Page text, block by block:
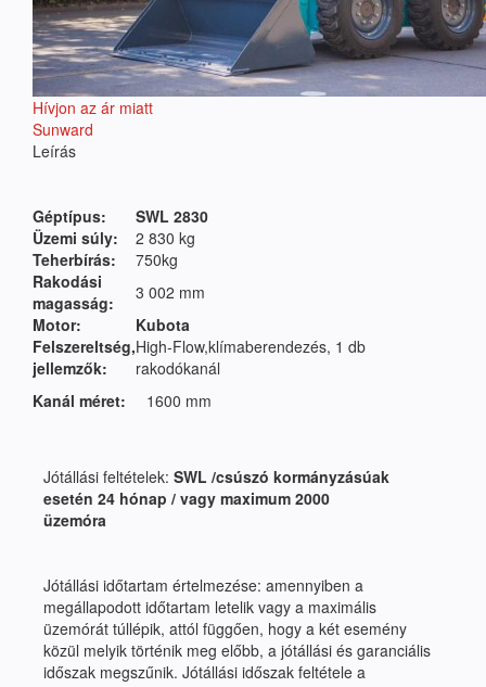
Hívjon az ár miatt
Sunward
Leírás
Géptípus:
SWL 2830
Üzemi súly:
2 830 kg
Teherbírás:
750kg
Rakodási
magasság:
3 002 mm
Motor:
Kubota
Felszereltség,
jellemzők:
High-Flow,klímaberendezés, 1 db
rakodókanál
Kanál méret:
1600 mm
Jótállási feltételek: SWL /csúszó kormányzásúak
esetén 24 hónap / vagy maximum 2000
üzemóra
Jótállási időtartam értelmezése: amennyiben a
megállapodott időtartam letelik vagy a maximális
üzemórát túllépik, attól függően, hogy a két esemény
közül melyik történik meg előbb, a jótállási és garanciális
időszak megszűnik. Jótállási időszak feltétele a